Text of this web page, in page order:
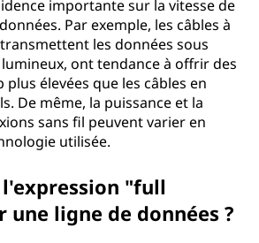
importante sur la vitesse de
Par exemple, les câbles à
les données sous
ont tendance à offrir des
plus élevées que les câbles en
De même, la puissance et la
sans fil peuvent varier en
utilisée.
"full
une ligne de données ?